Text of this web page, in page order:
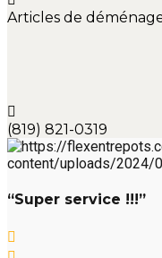
Articles de
(819) 821-0319
“Super service !!!”